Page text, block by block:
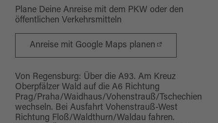
Plane Deine Anreise mit dem PKW oder den
öffentlichen Verkehrsmitteln
Anreise mit Google Maps planen
Von Regensburg: Über die A93. Am Kreuz
Oberpfälzer Wald auf die A6 Richtung
Prag/Praha/Waidhaus/Vohenstrauß/Tschechien
wechseln. Bei Ausfahrt Vohenstrauß-West
Richtung Floß/Waldthurn/Waldau fahren.